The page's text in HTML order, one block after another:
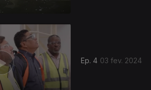
Ep. 4 03 fev. 2024